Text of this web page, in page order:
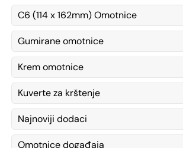
C6 (114 x 162mm) Omotnice
Gumirane omotnice
Krem omotnice
Kuverte za krštenje
Najnoviji dodaci
Omotnice događaja